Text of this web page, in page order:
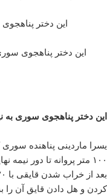
این دختر
این دختر پناهجوی
این دختر پناهجوی سوری به
یسرا ماردینی پناهنده
۱۰۰ متر پروانه تا دور